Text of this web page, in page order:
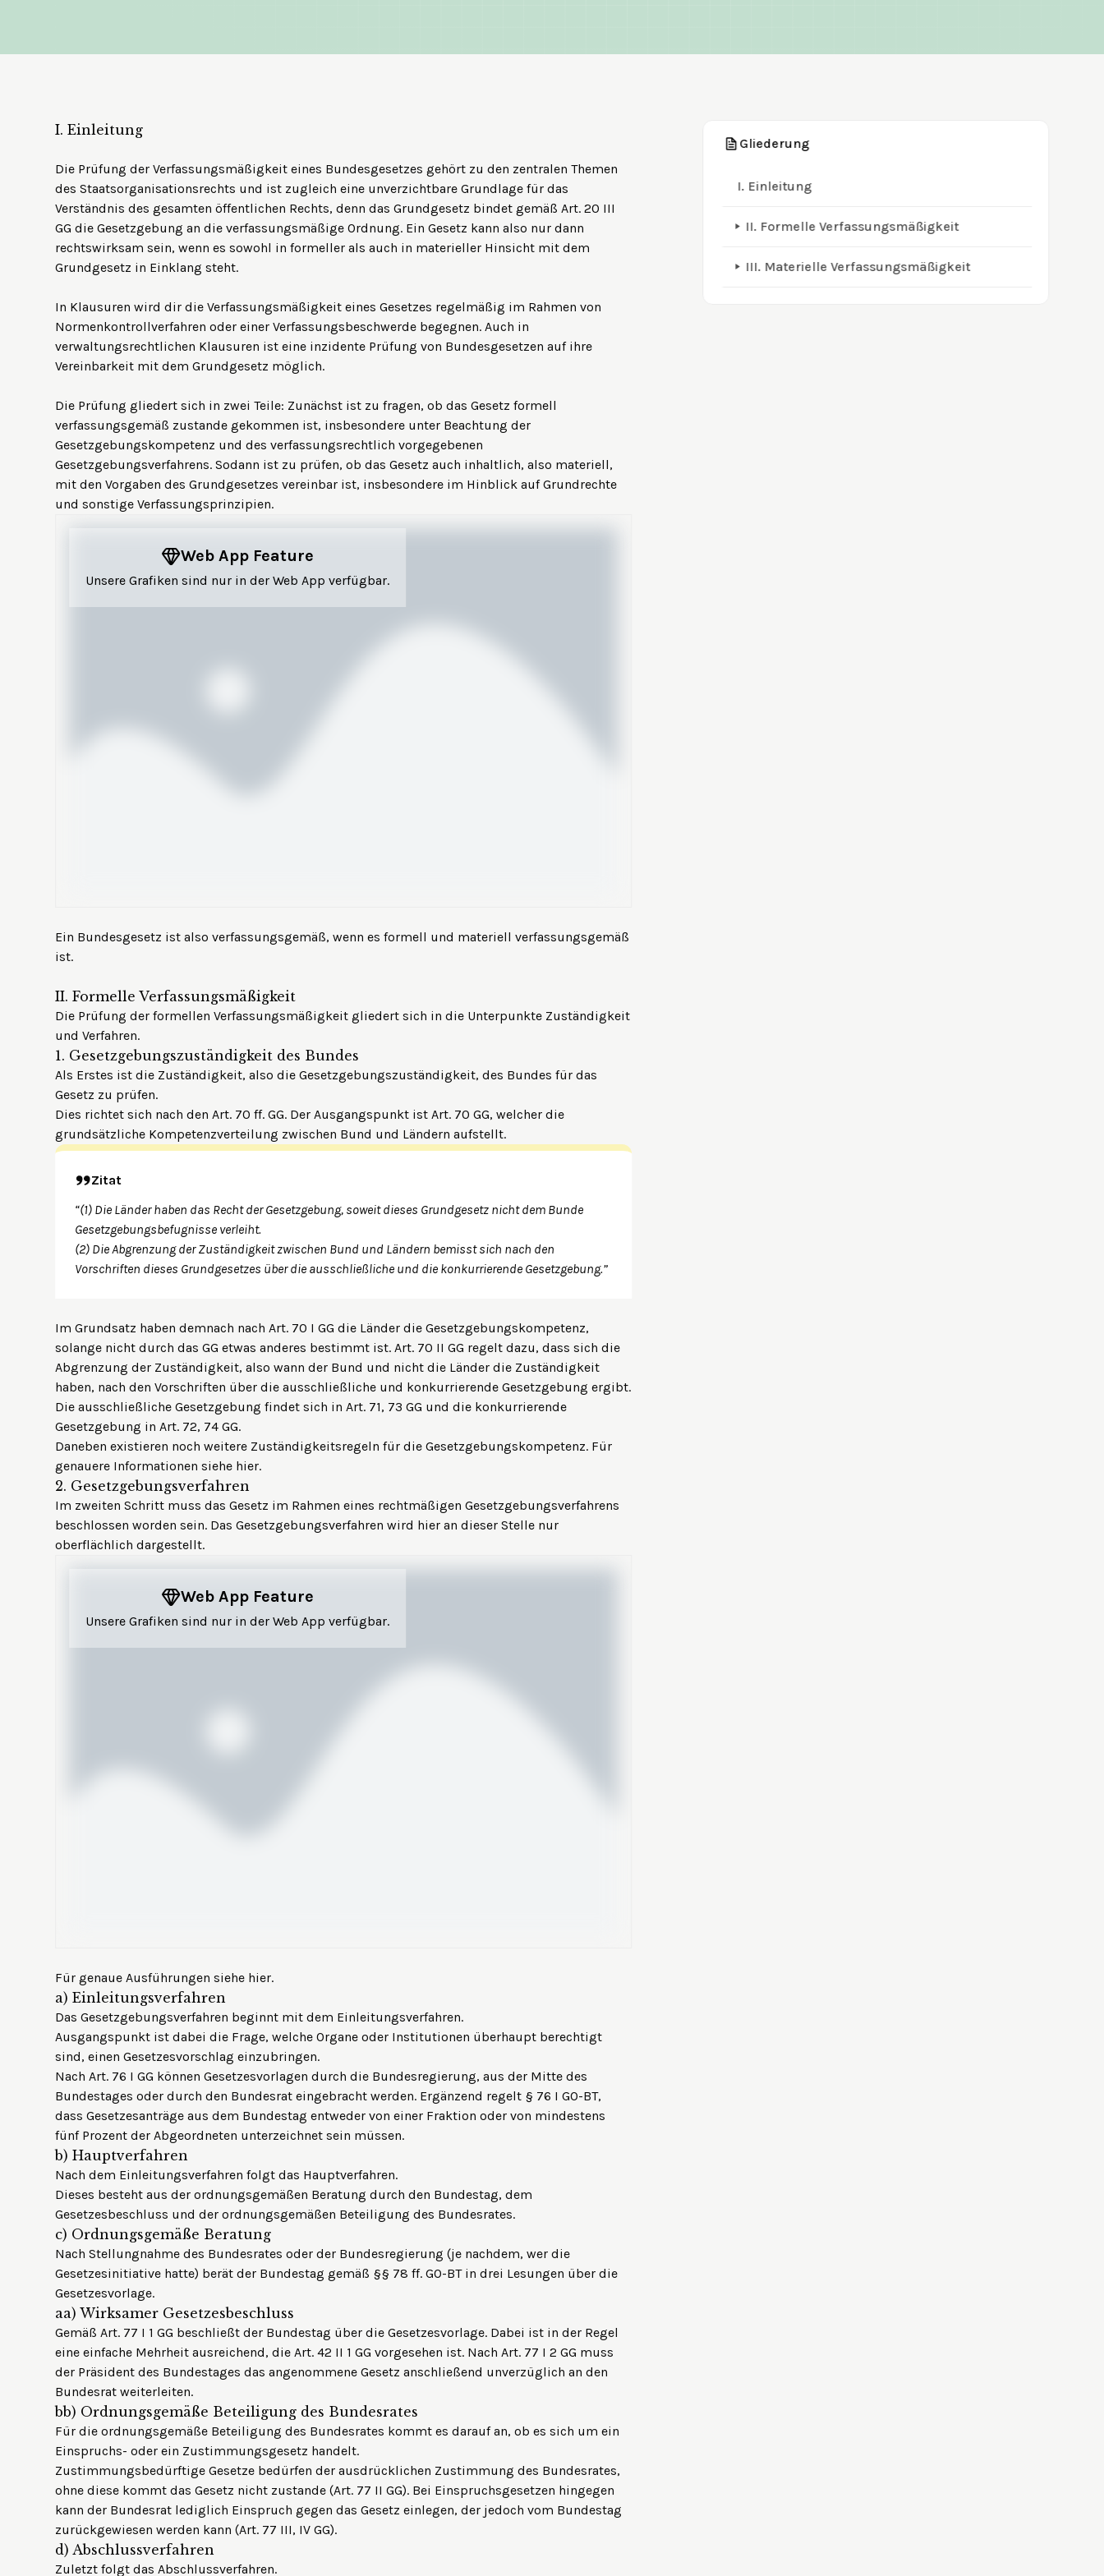
Gliederung
I. Einleitung
II. Formelle Verfassungsmäßigkeit
III. Materielle Verfassungsmäßigkeit
I. Einleitung
Die Prüfung der Verfassungsmäßigkeit eines Bundesgesetzes gehört zu den zentralen Themen
des Staatsorganisationsrechts und ist zugleich eine unverzichtbare Grundlage für das
Verständnis des gesamten öffentlichen Rechts, denn das Grundgesetz bindet gemäß Art. 20 III
GG die Gesetzgebung an die verfassungsmäßige Ordnung. Ein Gesetz kann also nur dann
rechtswirksam sein, wenn es sowohl in formeller als auch in materieller Hinsicht mit dem
Grundgesetz in Einklang steht.
In Klausuren wird dir die Verfassungsmäßigkeit eines Gesetzes regelmäßig im Rahmen von
Normenkontrollverfahren oder einer Verfassungsbeschwerde begegnen. Auch in
verwaltungsrechtlichen Klausuren ist eine inzidente Prüfung von Bundesgesetzen auf ihre
Vereinbarkeit mit dem Grundgesetz möglich.
Die Prüfung gliedert sich in zwei Teile: Zunächst ist zu fragen, ob das Gesetz formell
verfassungsgemäß zustande gekommen ist, insbesondere unter Beachtung der
Gesetzgebungskompetenz und des verfassungsrechtlich vorgegebenen
Gesetzgebungsverfahrens. Sodann ist zu prüfen, ob das Gesetz auch inhaltlich, also materiell,
mit den Vorgaben des Grundgesetzes vereinbar ist, insbesondere im Hinblick auf Grundrechte
und sonstige Verfassungsprinzipien.
Web App Feature
Unsere Grafiken sind nur in der Web App verfügbar.
Ein Bundesgesetz ist also verfassungsgemäß, wenn es formell und materiell verfassungsgemäß
ist.
II. Formelle Verfassungsmäßigkeit
Die Prüfung der formellen Verfassungsmäßigkeit gliedert sich in die Unterpunkte Zuständigkeit
und Verfahren.
1. Gesetzgebungszuständigkeit des Bundes
Als Erstes ist die Zuständigkeit, also die Gesetzgebungszuständigkeit, des Bundes für das
Gesetz zu prüfen.
Dies richtet sich nach den Art. 70 ff. GG. Der Ausgangspunkt ist Art. 70 GG, welcher die
grundsätzliche Kompetenzverteilung zwischen Bund und Ländern aufstellt.
Zitat
“(1) Die Länder haben das Recht der Gesetzgebung, soweit dieses Grundgesetz nicht dem Bunde
Gesetzgebungsbefugnisse verleiht.
(2) Die Abgrenzung der Zuständigkeit zwischen Bund und Ländern bemisst sich nach den
Vorschriften dieses Grundgesetzes über die ausschließliche und die konkurrierende Gesetzgebung.”
Im Grundsatz haben demnach nach Art. 70 I GG die Länder die Gesetzgebungskompetenz,
solange nicht durch das GG etwas anderes bestimmt ist. Art. 70 II GG regelt dazu, dass sich die
Abgrenzung der Zuständigkeit, also wann der Bund und nicht die Länder die Zuständigkeit
haben, nach den Vorschriften über die ausschließliche und konkurrierende Gesetzgebung ergibt.
Die ausschließliche Gesetzgebung findet sich in Art. 71, 73 GG und die konkurrierende
Gesetzgebung in Art. 72, 74 GG.
Daneben existieren noch weitere Zuständigkeitsregeln für die Gesetzgebungskompetenz. Für
genauere Informationen siehe hier.
2. Gesetzgebungsverfahren
Im zweiten Schritt muss das Gesetz im Rahmen eines rechtmäßigen Gesetzgebungsverfahrens
beschlossen worden sein. Das Gesetzgebungsverfahren wird hier an dieser Stelle nur
oberflächlich dargestellt.
Web App Feature
Unsere Grafiken sind nur in der Web App verfügbar.
Für genaue Ausführungen siehe hier.
a) Einleitungsverfahren
Das Gesetzgebungsverfahren beginnt mit dem Einleitungsverfahren.
Ausgangspunkt ist dabei die Frage, welche Organe oder Institutionen überhaupt berechtigt
sind, einen Gesetzesvorschlag einzubringen.
Nach Art. 76 I GG können Gesetzesvorlagen durch die Bundesregierung, aus der Mitte des
Bundestages oder durch den Bundesrat eingebracht werden. Ergänzend regelt § 76 I GO-BT,
dass Gesetzesanträge aus dem Bundestag entweder von einer Fraktion oder von mindestens
fünf Prozent der Abgeordneten unterzeichnet sein müssen.
b) Hauptverfahren
Nach dem Einleitungsverfahren folgt das Hauptverfahren.
Dieses besteht aus der ordnungsgemäßen Beratung durch den Bundestag, dem
Gesetzesbeschluss und der ordnungsgemäßen Beteiligung des Bundesrates.
c) Ordnungsgemäße Beratung
Nach Stellungnahme des Bundesrates oder der Bundesregierung (je nachdem, wer die
Gesetzesinitiative hatte) berät der Bundestag gemäß §§ 78 ff. GO-BT in drei Lesungen über die
Gesetzesvorlage.
aa) Wirksamer Gesetzesbeschluss
Gemäß Art. 77 I 1 GG beschließt der Bundestag über die Gesetzesvorlage. Dabei ist in der Regel
eine einfache Mehrheit ausreichend, die Art. 42 II 1 GG vorgesehen ist. Nach Art. 77 I 2 GG muss
der Präsident des Bundestages das angenommene Gesetz anschließend unverzüglich an den
Bundesrat weiterleiten.
bb) Ordnungsgemäße Beteiligung des Bundesrates
Für die ordnungsgemäße Beteiligung des Bundesrates kommt es darauf an, ob es sich um ein
Einspruchs- oder ein Zustimmungsgesetz handelt.
Zustimmungsbedürftige Gesetze bedürfen der ausdrücklichen Zustimmung des Bundesrates,
ohne diese kommt das Gesetz nicht zustande (Art. 77 II GG). Bei Einspruchsgesetzen hingegen
kann der Bundesrat lediglich Einspruch gegen das Gesetz einlegen, der jedoch vom Bundestag
zurückgewiesen werden kann (Art. 77 III, IV GG).
d) Abschlussverfahren
Zuletzt folgt das Abschlussverfahren.